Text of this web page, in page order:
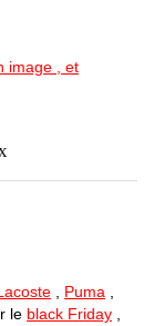
image , et
, Puma ,
le black Friday ,